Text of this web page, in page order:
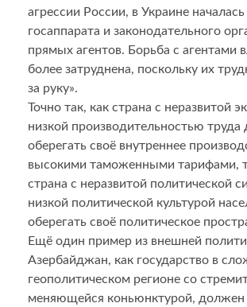
агрессии России, в Украине началась
госаппарата и законодательного
прямых агентов. Борьба с агентами
более затруднена, поскольку их
за руку».
Точно так, как страна с неразвитой
низкой производительностью труда
оберегать своё внутреннее
высокими таможенными тарифами,
страна с неразвитой политической
низкой политической культурой
оберегать своё политическое
Ещё один пример из внешней
Азербайджан, как государство в
геополитическом регионе со
меняющейся коньюнктурой, должен